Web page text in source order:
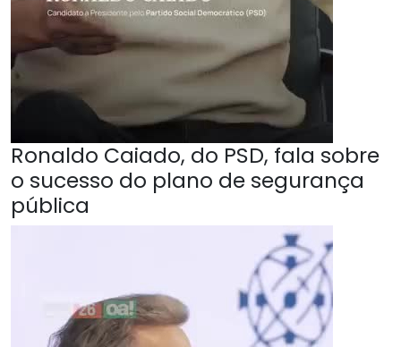
Ronaldo Caiado, do PSD, fala sobre
o sucesso do plano de segurança
pública